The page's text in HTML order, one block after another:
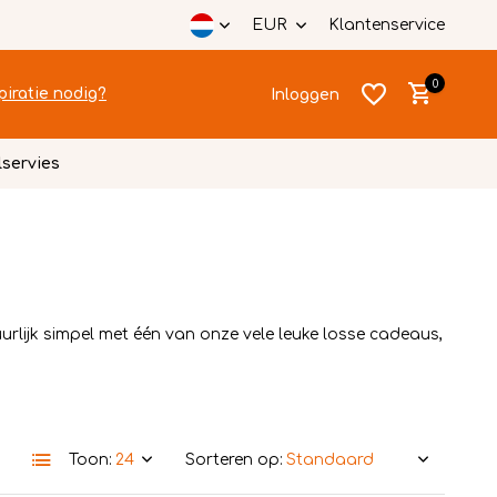
EUR Klantenservice
nodig? Inloggen
0
simpel met één van onze vele leuke losse cadeaus,
Toon: Sorteren op: